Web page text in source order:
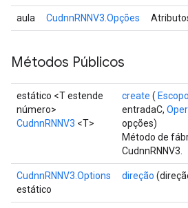
aula CudnnRNNV3.Opções
Métodos Públicos
estático <T estende
número>
CudnnRNNV3 <T>
create ( Escopo
entradaC,
opções)
Método de
CudnnRNNV3.
CudnnRNNV3.Options
estático
direção